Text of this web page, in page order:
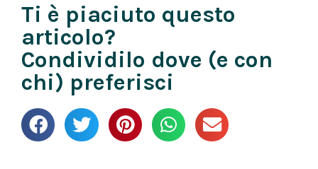
Ti è piaciuto questo
articolo?
Condividilo dove (e con
chi) preferisci